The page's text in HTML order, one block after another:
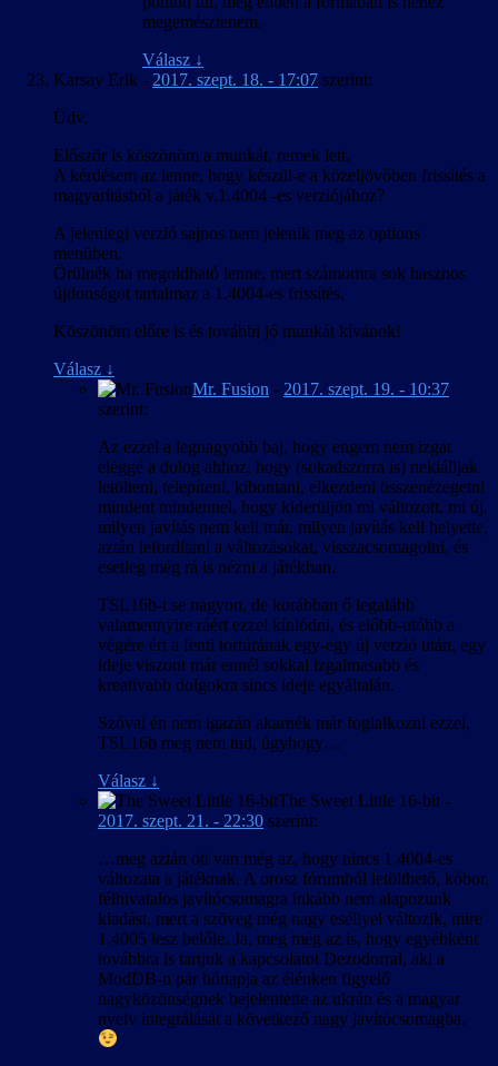
megemésztenem.
Válasz ↓
Karsay Erik - 2017. szept. 18. - 17:07 szerint:
Üdv.
Először is köszönöm a munkát, remek lett.
A kérdésem az lenne, hogy készül-e a közeljövőben frissítés a
magyarításból a játék v.1.4004 -es verziójához?
A jelenlegi verzió sajnos nem jelenik meg az options
menüben.
Örülnék ha megoldható lenne, mert számomra sok hasznos
újdonságot tartalmaz a 1.4004-es frissítés.
Köszönöm előre is és további jó munkát kívánok!
Válasz ↓
Mr. Fusion - 2017. szept. 19. - 10:37
szerint:
Az ezzel a legnagyobb baj, hogy engem nem izgat
eléggé a dolog ahhoz, hogy (sokadszorra is) nekiálljak
letölteni, telepíteni, kibontani, elkezdeni összenézegetni
mindent mindennel, hogy kiderüljön mi változott, mi új,
milyen javítás nem kell már, milyen javítás kell helyette,
aztán lefordítani a változásokat, visszacsomagolni, és
esetleg még rá is nézni a játékban.
TSL16b-t se nagyon, de korábban ő legalább
valamennyire ráért ezzel kínlódni, és előbb-utóbb a
végére ért a fenti tortúrának egy-egy új verzió után, egy
ideje viszont már ennél sokkal izgalmasabb és
kreatívabb dolgokra sincs ideje egyáltalán.
Szóval én nem igazán akarnék már foglalkozni ezzel,
TSL16b meg nem tud, úgyhogy…
Válasz ↓
The Sweet Little 16-bit -
2017. szept. 21. - 22:30 szerint:
…meg aztán ott van még az, hogy nincs 1.4004-es
változata a játéknak. A orosz fórumból letölthető, kóbor,
félhivatalos javítócsomagra inkább nem alapozunk
kiadást, mert a szöveg még nagy eséllyel változik, mire
1.4005 lesz belőle. Ja, meg még az is, hogy egyébként
továbbra is tartjuk a kapcsolatot Dezodorral, aki a
ModDB-n pár hónapja az élénken figyelő
nagyközönségnek bejelentette az ukrán és a magyar
nyelv integrálását a következő nagy javítócsomagba.